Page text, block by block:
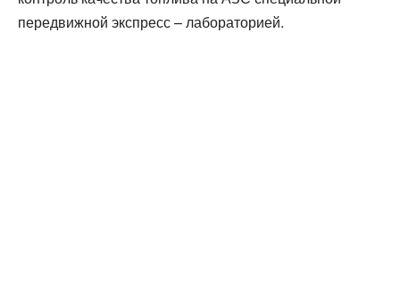
передвижной экспресс – лабораторией.